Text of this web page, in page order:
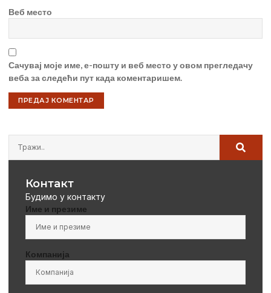
Веб место
Сачувај моје име, е-пошту и веб место у овом прегледачу
веба за следећи пут када коментаришем.
Контакт
Будимо у контакту
Име и презиме
Компанија